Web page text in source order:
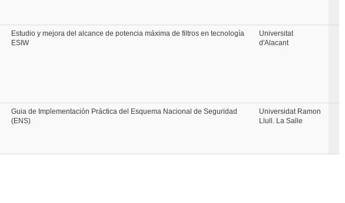
Estudio y mejora del alcance de potencia máxima de filtros en tecnología
ESIW
Universitat
d'Alacant
Guia de Implementación Práctica del Esquema Nacional de Seguridad
(ENS)
Universidat Ramon
Llull. La Salle